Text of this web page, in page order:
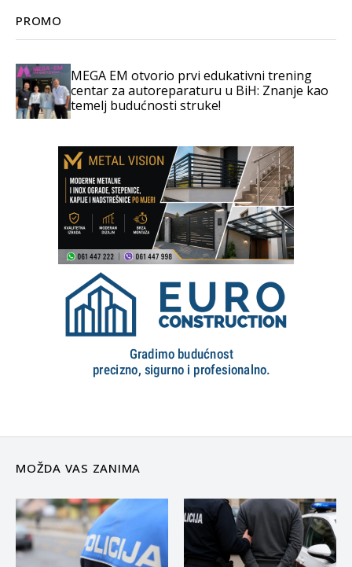
PROMO
MEGA EM otvorio prvi edukativni trening
centar za autoreparaturu u BiH: Znanje kao
temelj budućnosti struke!
MOŽDA VAS ZANIMA